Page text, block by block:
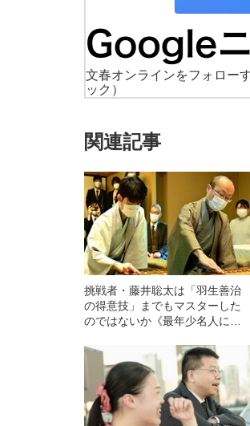
文春オンラインをフォロー
ック）
関連記事
挑戦者・藤井聡太は「羽生善治
の得意技」までもマスターした
のではないか《最年少名人に向